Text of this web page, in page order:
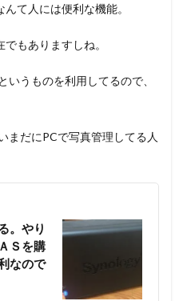
て人には便利な機能。
もありますしね。
いうものを利用してるので、
まだにPCで写真管理してる人
。やり
Ｓを購
なので